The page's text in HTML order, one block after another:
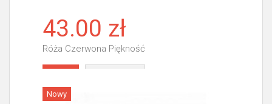
43.00 zł
Róża Czerwona Piękność
Nowy